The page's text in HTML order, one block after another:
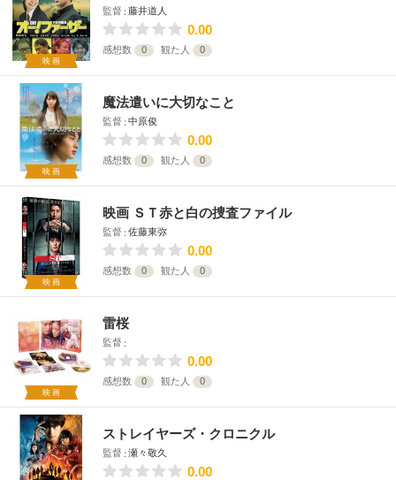
映画
監督 藤井道人
0.00
感想数 0 観た人 0
映画
魔法遣いに大切なこと
監督 中原俊
0.00
感想数 0 観た人 0
映画
映画 ＳＴ赤と白の捜査ファイル
監督 佐藤東弥
0.00
感想数 0 観た人 0
映画
雷桜
監督
0.00
感想数 0 観た人 0
ストレイヤーズ・クロニクル
監督 瀬々敬久
0.00